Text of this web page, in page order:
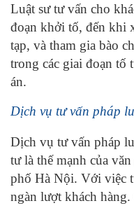
Luật sư tư vấn cho
đoạn khởi tố, đến khi
tạp, và tham gia bào
trong các giai đoạn tố
án.
Dịch vụ tư vấn pháp
Dịch vụ tư vấn pháp
tư là thế mạnh của
phố Hà Nội. Với việc
ngàn lượt khách